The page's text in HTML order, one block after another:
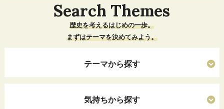
Search Themes
歴史を考えるはじめの一歩。
まずはテーマを決めてみよう。
テーマから探す
気持ちから探す